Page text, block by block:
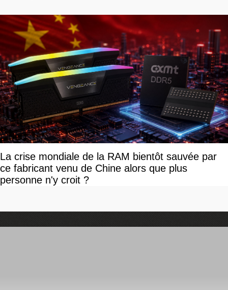
La crise mondiale de la RAM bientôt sauvée par
ce fabricant venu de Chine alors que plus
personne n'y croit ?